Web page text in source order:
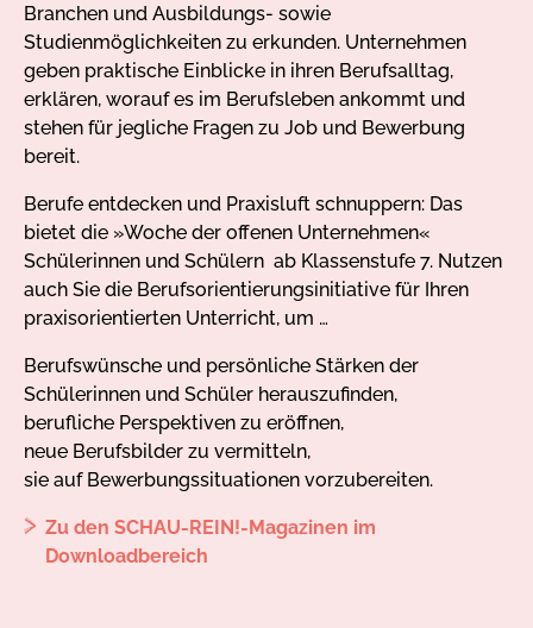
Branchen und Ausbildungs- sowie
Studienmöglichkeiten zu erkunden. Unternehmen
geben praktische Einblicke in ihren Berufsalltag,
erklären, worauf es im Berufsleben ankommt und
stehen für jegliche Fragen zu Job und Bewerbung
bereit.
Berufe entdecken und Praxisluft schnuppern: Das
bietet die »Woche der offenen Unternehmen«
Schülerinnen und Schülern ab Klassenstufe 7. Nutzen
auch Sie die Berufsorientierungsinitiative für Ihren
praxisorientierten Unterricht, um …
Berufswünsche und persönliche Stärken der
Schülerinnen und Schüler herauszufinden,
berufliche Perspektiven zu eröffnen,
neue Berufsbilder zu vermitteln,
sie auf Bewerbungssituationen vorzubereiten.
Zu den SCHAU-REIN!-Magazinen im
Downloadbereich